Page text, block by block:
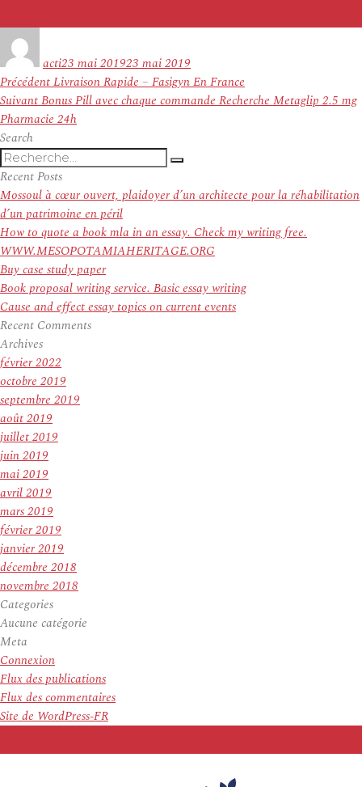
actile
23 mai 201923 mai 2019
Navigation
de
l’article
PrécédentArticle
précédent :
Livraison Rapide – Fasigyn En France
SuivantArticle
suivant :
Bonus Pill avec chaque commande Recherche Metaglip 2.5 mg
Pharmacie 24h
Search
Recherche
pour
:
Recherche
Recent Posts
Mossoul à cœur ouvert, plaidoyer d’un architecte pour la réhabilitation
d’un patrimoine en péril
How to quote a book mla in an essay. Check my writing free.
WWW.MESOPOTAMIAHERITAGE.ORG
Buy case study paper
Book proposal writing service. Basic essay writing
Cause and effect essay topics on current events
Recent Comments
Archives
février 2022
octobre 2019
septembre 2019
août 2019
juillet 2019
juin 2019
mai 2019
avril 2019
mars 2019
février 2019
janvier 2019
décembre 2018
novembre 2018
Categories
Aucune catégorie
Meta
Connexion
Flux des publications
Flux des commentaires
Site de WordPress-FR